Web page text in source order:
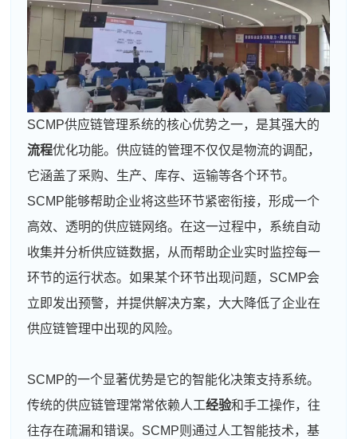
SCMP供应链管理系统的核心优势之一，是其强大的
流程优化功能。供应链的管理不仅仅是物流的调配，
它涵盖了采购、生产、库存、运输等各个环节。
SCMP能够帮助企业将这些环节紧密衔接，形成一个
高效、透明的供应链网络。在这一过程中，系统自动
收集并分析供应链数据，从而帮助企业实时监控每一
环节的运行状态。如果某个环节出现问题，SCMP会
立即发出预警，并提供解决方案，大大降低了企业在
供应链管理中出现的风险。
SCMP的一个显著优势是它的智能化决策支持系统。
传统的供应链管理常常依赖人工经验和手工操作，往
往存在疏漏和错误。SCMP则通过人工智能技术，基